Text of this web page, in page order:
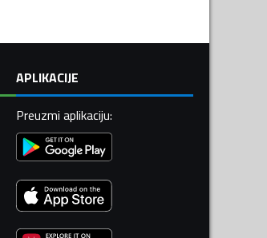
APLIKACIJE
Preuzmi aplikaciju: